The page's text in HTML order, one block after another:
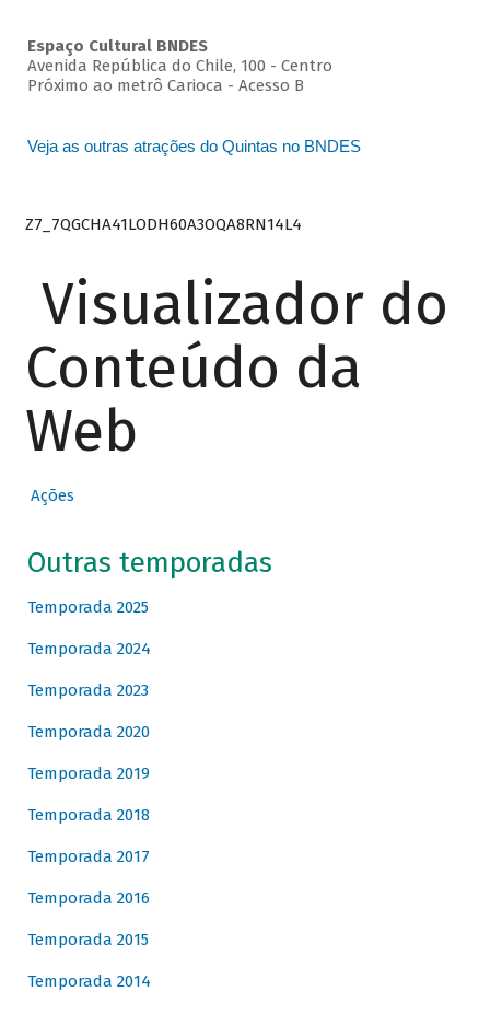
Espaço Cultural BNDES
Avenida República do Chile, 100 - Centro
Próximo ao metrô Carioca - Acesso B
Veja as outras atrações do Quintas no BNDES
Z7_7QGCHA41LODH60A3OQA8RN14L4
Visualizador do
Conteúdo da
Web
Ações
Outras temporadas
Temporada 2025
Temporada 2024
Temporada 2023
Temporada 2020
Temporada 2019
Temporada 2018
Temporada 2017
Temporada 2016
Temporada 2015
Temporada 2014